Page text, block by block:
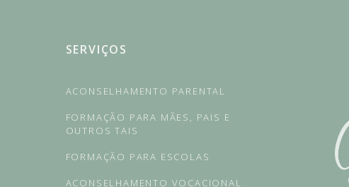
SERVIÇOS
ACONSELHAMENTO PARENTAL
FORMAÇÃO PARA MÃES, PAIS E
OUTROS TAIS
FORMAÇÃO PARA ESCOLAS
ACONSELHAMENTO VOCACIONAL